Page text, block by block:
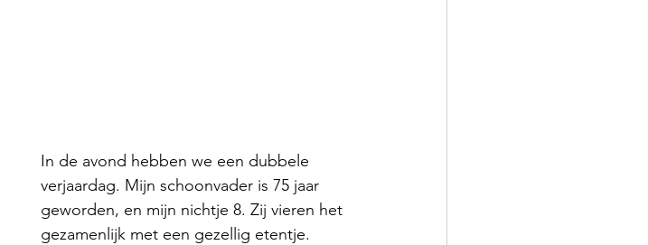
In de avond hebben we een dubbele
verjaardag. Mijn schoonvader is 75 jaar
geworden, en mijn nichtje 8. Zij vieren het
gezamenlijk met een gezellig etentje.